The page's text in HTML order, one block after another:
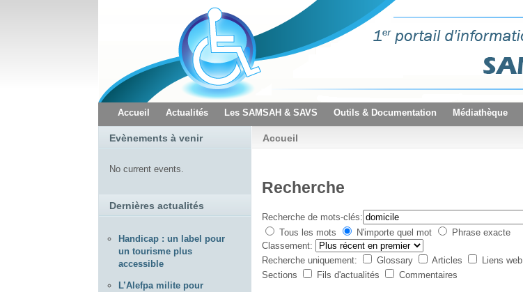
Accueil Actualités Les SAMSAH & SAVS Outils & Documentation Médiathèque
Accueil
Recherche
Recherche de mots-clés:
Tous les mots
N'importe quel mot
Phrase exacte
Classement:
Recherche uniquement:
Glossary Articles Liens web
Sections
Fils d'actualités Commentaires
Evènements à venir
No current events.
Dernières actualités
Handicap : un label pour
un tourisme plus
accessible
L’Alefpa milite pour